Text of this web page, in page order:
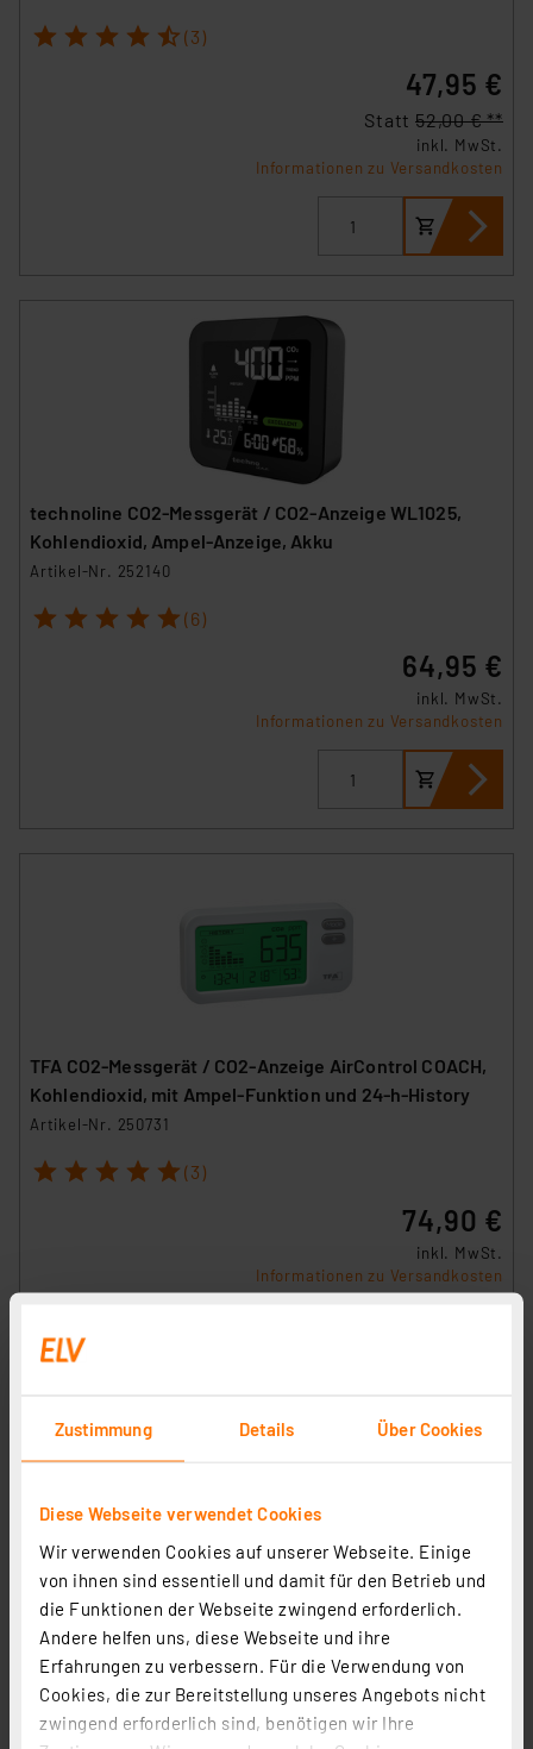
Zustimmung Details Über Cookies
Diese Webseite verwendet Cookies
Wir verwenden Cookies auf unserer Webseite. Einige
von ihnen sind essentiell und damit für den Betrieb und
die Funktionen der Webseite zwingend erforderlich.
Andere helfen uns, diese Webseite und ihre
Erfahrungen zu verbessern. Für die Verwendung von
Cookies, die zur Bereitstellung unseres Angebots nicht
zwingend erforderlich sind, benötigen wir Ihre
1 2 3 4 5 (3)
47,95 €
Statt 52,00 € **
inkl. MwSt.
Informationen zu Versandkosten
technoline CO2-Messgerät / CO2-Anzeige WL1025,
Kohlendioxid, Ampel-Anzeige, Akku
Artikel-Nr. 252140
1 2 3 4 5 (6)
64,95 €
inkl. MwSt.
Informationen zu Versandkosten
TFA CO2-Messgerät / CO2-Anzeige AirControl COACH,
Kohlendioxid, mit Ampel-Funktion und 24-h-History
Artikel-Nr. 250731
1 2 3 4 5 (3)
74,90 €
inkl. MwSt.
Informationen zu Versandkosten
technoline CO2-Messgerät / CO2-Anzeige WL1028,
Kohlendioxid, Ampel-Anzeige, Luftgüte, Akku
Artikel-Nr. 252750
62,95 €